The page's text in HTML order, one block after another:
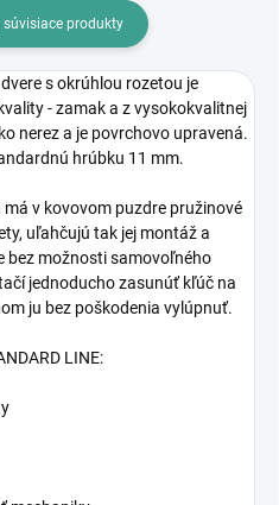
produkty
s okrúhlou rozetou je
- zamak a z vysokokvalitnej
nerez a je povrchovo upravená.
hrúbku 11 mm.
v kovovom puzdre pružinové
uľahčujú tak jej montáž a
bez možnosti samovoľného
jednoducho zasunúť kľúč na
ju bez poškodenia vylúpnuť.
LINE: